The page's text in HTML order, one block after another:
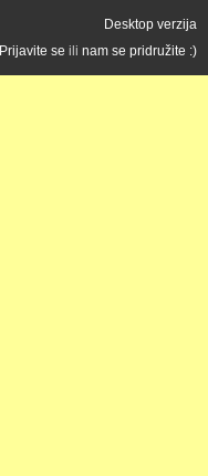
Desktop verzija
Prijavite se ili nam se pridružite :)